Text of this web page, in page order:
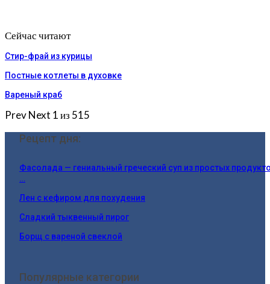
Сейчас читают
Стир-фрай из курицы
Постные котлеты в духовке
Вареный краб
PrevNext 1 из 515
Рецепт дня:
Фасолада — гениальный греческий суп из простых
…
Лен с кефиром для похудения
Сладкий тыквенный пирог
Борщ с вареной свеклой
Популярные категории